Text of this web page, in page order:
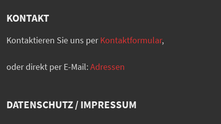
KONTAKT
Kontaktieren Sie uns perKontaktformular,
oder direkt per E-Mail:Adressen
DATENSCHUTZ / IMPRESSUM